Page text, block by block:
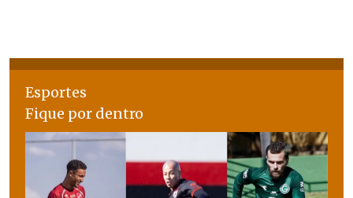
Esportes
Fique por dentro